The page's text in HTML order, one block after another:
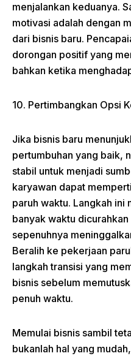
menjalankan keduanya.
motivasi adalah dengan
dari bisnis baru.
dorongan positif yang
bahkan ketika
10. Pertimbangkan Opsi
Jika bisnis baru
pertumbuhan yang baik,
stabil untuk menjadi
karyawan dapat
paruh waktu. Langkah ini
banyak waktu
sepenuhnya
Beralih ke pekerjaan
langkah transisi yang
bisnis sebelum
penuh waktu.
Memulai bisnis sambil
bukanlah hal yang